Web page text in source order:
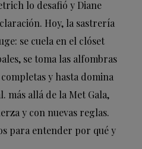
lo desafió y Diane
Hoy, la sastrería
se cuela en el clóset
se toma las alfombras
y hasta domina
más allá de la Met Gala,
y con nuevas reglas.
para entender por qué y